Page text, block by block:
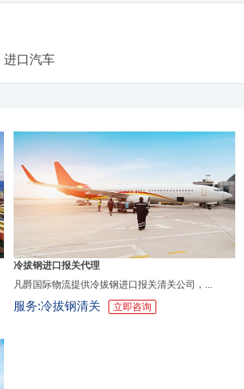
进口汽车
冷拔钢进口报关代理
凡爵国际物流提供冷拔钢进口报关清关公司，...
服务:冷拔钢清关 立即咨询